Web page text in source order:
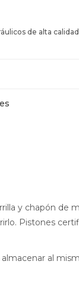
de alta
y chapón de
Pistones
al